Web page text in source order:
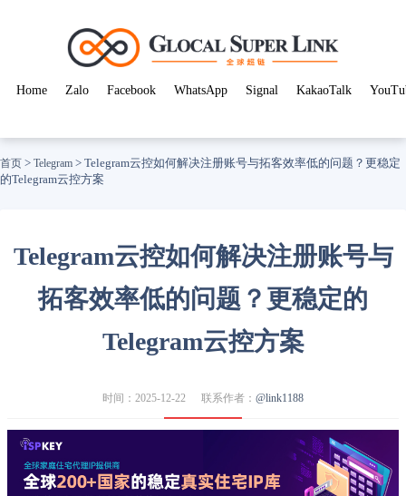
Home Zalo Facebook WhatsApp Signal KakaoTalk
首页 > Telegram > Telegram云控如何解决注册账号与拓客效率低的问题？更稳定
的Telegram云控方案
Telegram云控如何解决注册账号与
拓客效率低的问题？更稳定的
Telegram云控方案
时间：2025-12-22 联系作者： @link1188